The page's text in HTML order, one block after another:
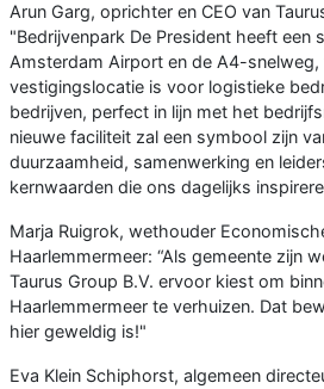
Arun Garg, oprichter en CEO van
"Bedrijvenpark De President heeft een
Amsterdam Airport en de A4-
vestigingslocatie is voor logistieke
bedrijven, perfect in lijn met het
nieuwe faciliteit zal een symbool zijn
duurzaamheid, samenwerking en
kernwaarden die ons dagelijks
Marja Ruigrok, wethouder
Haarlemmermeer: “Als gemeente zijn
Taurus Group B.V. ervoor kiest om
Haarlemmermeer te verhuizen. Dat
hier geweldig is!"
Eva Klein Schiphorst, algemeen